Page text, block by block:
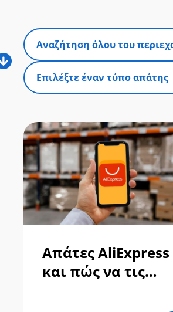
Απάτες AliExpress
και πώς να τις